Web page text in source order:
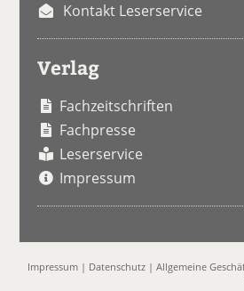
Kontakt Leserservice
Verlag
Fachzeitschriften
Fachpresse
Leserservice
Impressum
Impressum | Datenschutz |Allgemeine